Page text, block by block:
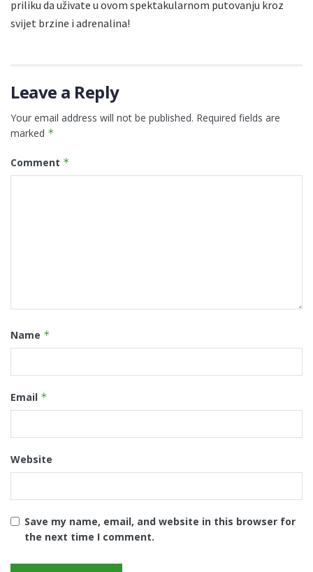
priliku da uživate u ovom spektakularnom putovanju kroz
svijet brzine i adrenalina!
Leave a Reply
Your email address will not be published. Required fields are
marked *
Comment *
Name *
Email *
Website
Save my name, email, and website in this browser for
the next time I comment.